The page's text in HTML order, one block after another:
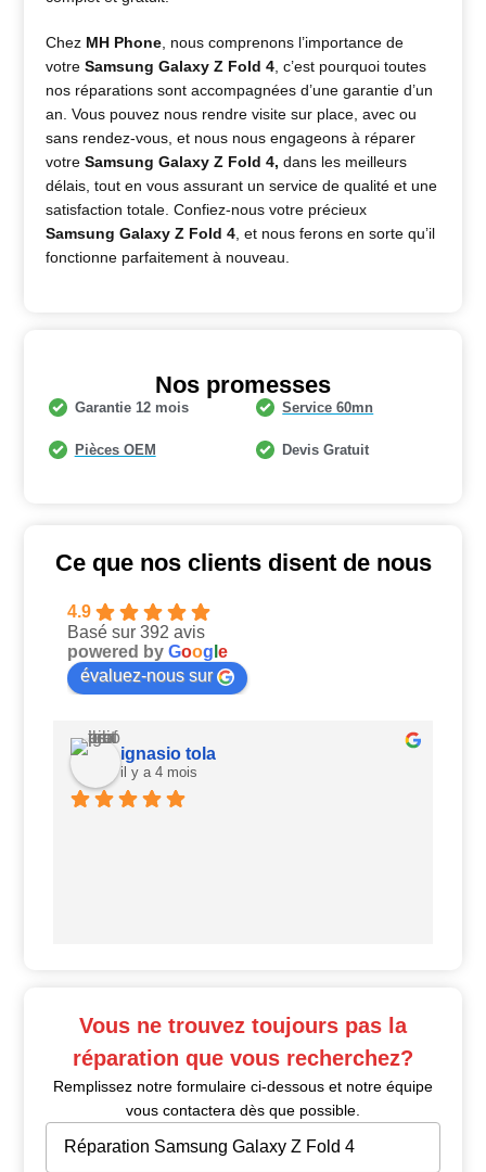
Chez MH Phone , nous comprenons l’importance de
votreSamsung Galaxy Z Fold 4 , c’est pourquoi toutes
nos réparations sont accompagnées d’une garantie d’un
an. Vous pouvez nous rendre visite sur place, avec ou
sans rendez-vous, et nous nous engageons à réparer
votreSamsung Galaxy Z Fold 4,dans les meilleurs
délais, tout en vous assurant un service de qualité et une
satisfaction totale. Confiez-nous votre précieux
Samsung Galaxy Z Fold 4 , et nous ferons en sorte qu’il
fonctionne parfaitement à nouveau.
Nos promesses
Garantie 12 mois Service 60mn
Pièces OEM Devis Gratuit
Ce que nos clients disent de nous
4.9
Basé sur 392 avis
powered byGoog le
évaluez-nous sur
ignasio tola
il y a 4 mois
Vous ne trouvez toujours pas la
réparation que vous recherchez?
Remplissez notre formulaire ci-dessous et notre équipe
vous contactera dès que possible.